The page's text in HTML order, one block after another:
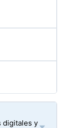
digitales y